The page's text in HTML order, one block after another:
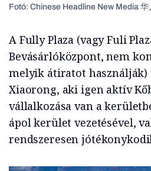
Fotó: Chinese Headline New Media
A Fully Plaza (vagy Fuli
Bevásárlóközpont, nem
melyik átiratot használják)
Xiaorong, aki igen aktív
vállalkozása van a
ápol kerület vezetésével,
rendszeresen